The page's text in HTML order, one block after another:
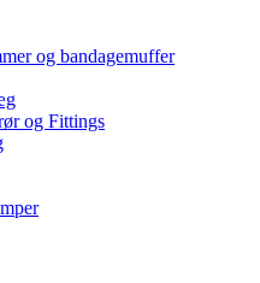
og bandagemuffer
og Fittings